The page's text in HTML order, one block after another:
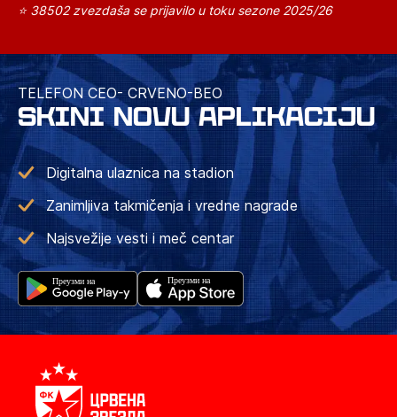
⭐ 38502 zvezdaša se prijavilo u toku sezone 2025/26
TELEFON CEO- CRVENO-BEO
SKINI NOVU APLIKACIJU
Digitalna ulaznica na stadion
Zanimljiva takmičenja i vredne nagrade
Najsvežije vesti i meč centar